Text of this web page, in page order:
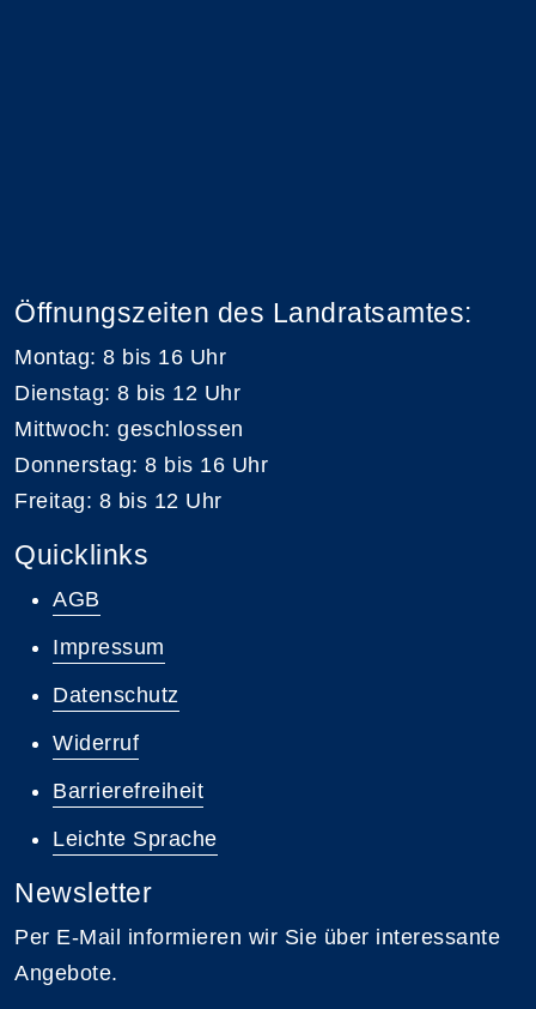
Öffnungszeiten des Landratsamtes:
Montag: 8 bis 16 Uhr
Dienstag: 8 bis 12 Uhr
Mittwoch: geschlossen
Donnerstag: 8 bis 16 Uhr
Freitag: 8 bis 12 Uhr
Quicklinks
AGB
Impressum
Datenschutz
Widerruf
Barrierefreiheit
Leichte Sprache
Newsletter
Per E-Mail informieren wir Sie über interessante
Angebote.